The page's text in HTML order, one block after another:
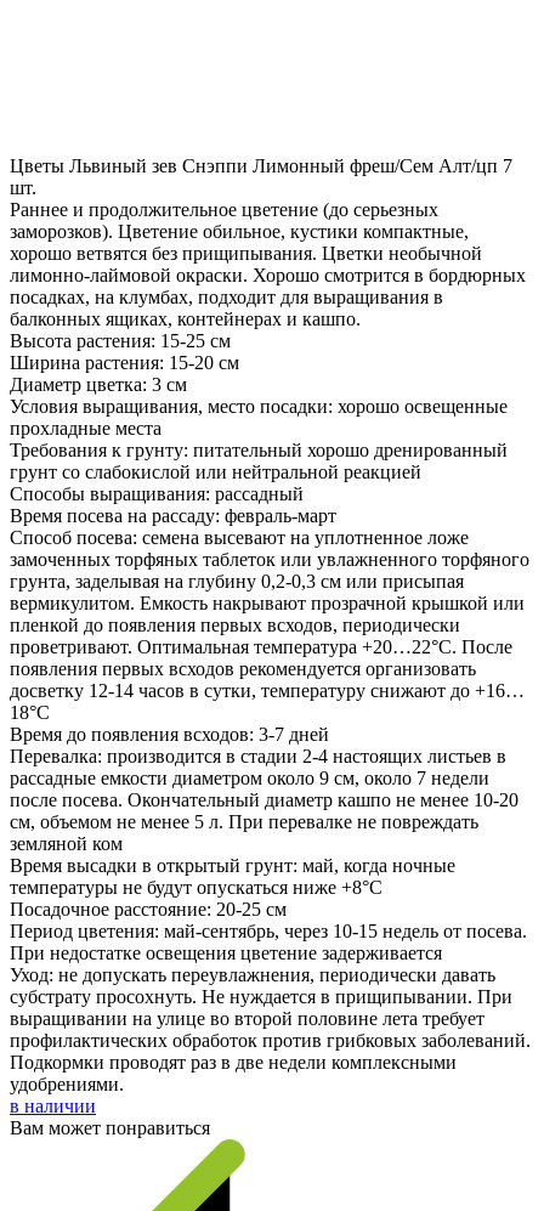
Цветы Львиный зев Снэппи Лимонный фреш/Сем Алт/цп 7
шт.
Раннее и продолжительное цветение (до серьезных
заморозков). Цветение обильное, кустики компактные,
хорошо ветвятся без прищипывания. Цветки необычной
лимонно-лаймовой окраски. Хорошо смотрится в бордюрных
посадках, на клумбах, подходит для выращивания в
балконных ящиках, контейнерах и кашпо.
Высота растения: 15-25 см
Ширина растения: 15-20 см
Диаметр цветка: 3 см
Условия выращивания, место посадки: хорошо освещенные
прохладные места
Требования к грунту: питательный хорошо дренированный
грунт со слабокислой или нейтральной реакцией
Способы выращивания: рассадный
Время посева на рассаду: февраль-март
Способ посева: семена высевают на уплотненное ложе
замоченных торфяных таблеток или увлажненного торфяного
грунта, заделывая на глубину 0,2-0,3 см или присыпая
вермикулитом. Емкость накрывают прозрачной крышкой или
пленкой до появления первых всходов, периодически
проветривают. Оптимальная температура +20…22°С. После
появления первых всходов рекомендуется организовать
досветку 12-14 часов в сутки, температуру снижают до +16…
18°С
Время до появления всходов: 3-7 дней
Перевалка: производится в стадии 2-4 настоящих листьев в
рассадные емкости диаметром около 9 см, около 7 недели
после посева. Окончательный диаметр кашпо не менее 10-20
см, объемом не менее 5 л. При перевалке не повреждать
земляной ком
Время высадки в открытый грунт: май, когда ночные
температуры не будут опускаться ниже +8°С
Посадочное расстояние: 20-25 см
Период цветения: май-сентябрь, через 10-15 недель от посева.
При недостатке освещения цветение задерживается
Уход: не допускать переувлажнения, периодически давать
субстрату просохнуть. Не нуждается в прищипывании. При
выращивании на улице во второй половине лета требует
профилактических обработок против грибковых заболеваний.
Подкормки проводят раз в две недели комплексными
удобрениями.
в наличии
Вам может понравиться